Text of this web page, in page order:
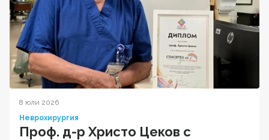
8 юли 2026
Неврохирургия
Проф. д-р Христо Цеков с